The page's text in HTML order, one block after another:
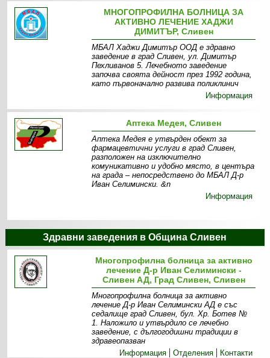
МНОГОПРОФИЛНА БОЛНИЦА ЗА
АКТИВНО ЛЕЧЕНИЕ ХАДЖИ
ДИМИТЪР, Сливен
МБАЛ Хаджи Димитър ООД е здравно
заведение в град Сливен, ул. Димитър
Пехливанов 5. Лечебното заведение
започва своята дейност през 1992 година,
като първоначално развива поликлинич
Информация
Аптека Медея, Сливен
Аптека Медея е утвърден обект за
фармацевтични услуги в град Сливен,
разположен на изключително
комуникативно и удобно място, в центъра
на града – непосредствено до МБАЛ Д-р
Иван Селимински. &n
Информация
Здравни заведения в Община Сливен
Многопрофилна болница за активно
лечение Д-р Иван Селимински -
Сливен АД, Град Сливен, Сливен
Многопрофилна болница за активно
лечение Д-р Иван Селимински АД е със
седалище град Сливен, бул. Хр. Ботев №
1. Наложило и утвърдило се лечебно
заведение, с дългогодишни традиции в
здравеопазван
Информация
Отделения Контакти